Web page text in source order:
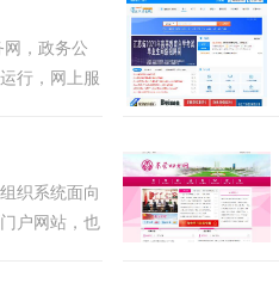
，政务公
行，网上服
织系统面向
户网站，也